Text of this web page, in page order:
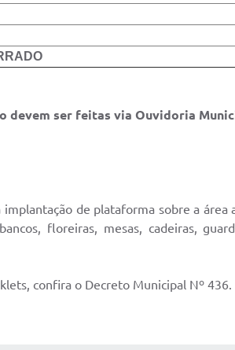
ser feitas via Ouvidoria
de plataforma sobre a área
floreiras, mesas, cadeiras,
confira o Decreto Municipal Nº 436.